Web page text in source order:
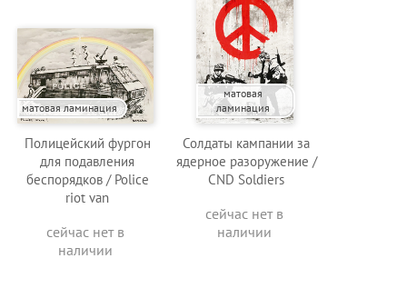
матовая ламинация
Полицейский фургон
для подавления
беспорядков / Police
riot van
сейчас нет в
наличии
матовая
ламинация
Солдаты кампании за
ядерное разоружение /
CND Soldiers
сейчас нет в
наличии